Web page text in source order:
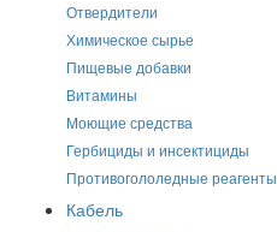
Отвердители
Химическое сырье
Пищевые добавки
Витамины
Моющие средства
Гербициды и инсектициды
Противогололедные реагенты
Кабель